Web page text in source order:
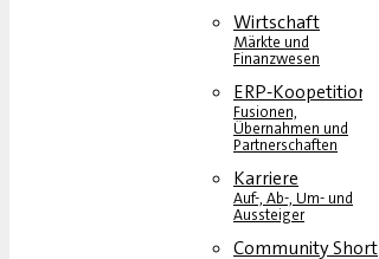
Wirtschaft
Märkte und
Finanzwesen
ERP-Koopetition
Fusionen,
Übernahmen und
Partnerschaften
Karriere
Auf-, Ab-, Um- und
Aussteiger
Community Short